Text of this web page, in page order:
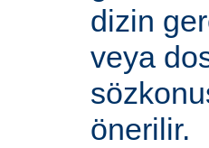
dizin
veya
önerilir.